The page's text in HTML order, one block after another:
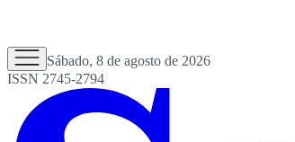
Sábado, 8 de agosto de 2026
ISSN 2745-2794